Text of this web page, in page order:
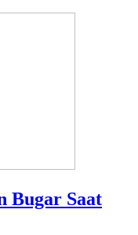
Bugar Saat